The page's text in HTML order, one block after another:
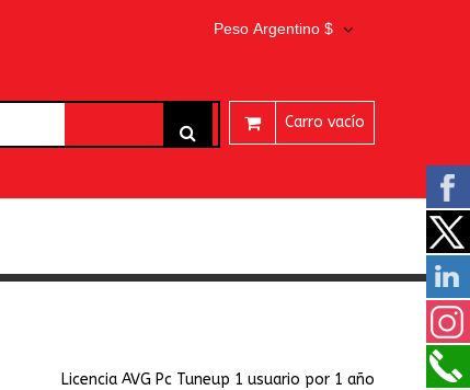
Peso Argentino $
Carro vacío
Licencia AVG Pc Tuneup 1 usuario por 1 año